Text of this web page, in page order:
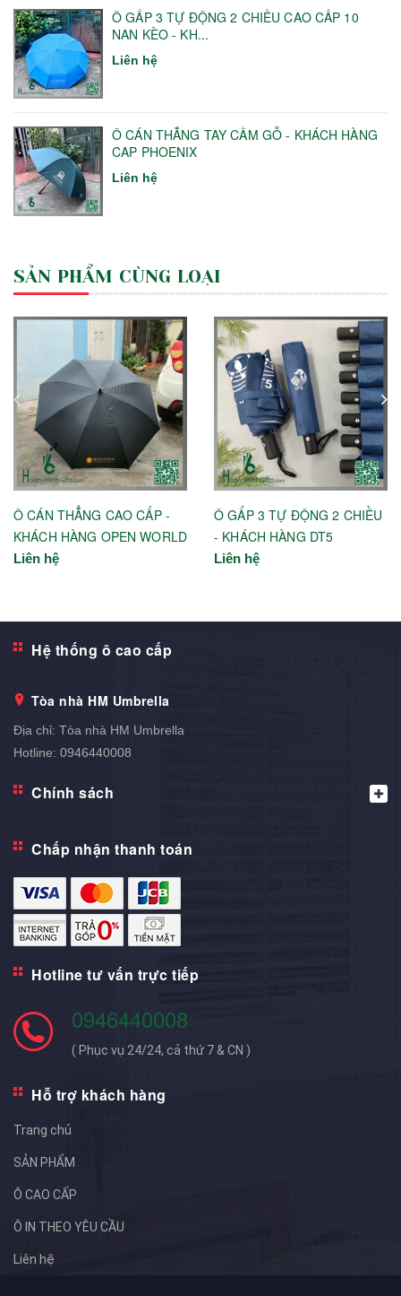
Ô GẤP 3 TỰ ĐỘNG 2 CHIỀU CAO CẤP 10
NAN KÈO - KH...
Liên hệ
Ô CÁN THẲNG TAY CẦM GỖ - KHÁCH HÀNG
CAP PHOENIX
Liên hệ
SẢN PHẨM CÙNG LOẠI
Ô CÁN THẲNG CAO CẤP -
KHÁCH HÀNG OPEN WORLD
Liên hệ
Ô GẤP 3 TỰ ĐỘNG 2 CHIỀU
- KHÁCH HÀNG DT5
Liên hệ
Hệ thống ô cao cấp
Tòa nhà HM Umbrella
Địa chỉ: Tòa nhà HM Umbrella
Hotline: 0946440008
Chính sách
Chấp nhận thanh toán
Hotline tư vấn trực tiếp
0946440008
( Phục vụ 24/24, cả thứ 7 & CN )
Hỗ trợ khách hàng
Trang chủ
SẢN PHẨM
Ô CAO CẤP
Ô IN THEO YÊU CẦU
Liên hệ